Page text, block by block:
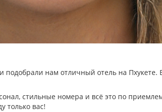
нам отличный отель на Пхукете.
стильные номера и всё это по
только вас!